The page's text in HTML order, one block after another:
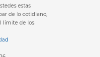
estas
de lo cotidiano,
límite de los